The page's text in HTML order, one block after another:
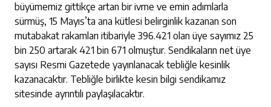
büyümemiz gittikçe artan bir ivme ve emin adımlarla
sürmüş, 15 Mayıs’ta ana kütlesi belirginlik kazanan son
mutabakat rakamları itibariyle 396.421 olan üye sayımız 25
bin 250 artarak 421 bin 671 olmuştur. Sendikaların net üye
sayısı Resmi Gazetede yayınlanacak tebliğle kesinlik
kazanacaktır. Tebliğle birlikte kesin bilgi sendikamız
sitesinde ayrıntılı paylaşılacaktır.